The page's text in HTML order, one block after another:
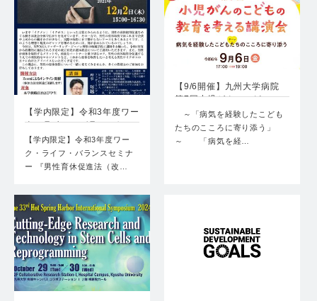
【学内限定】令和3年度ワー
ク・ライフ・バランスセ…
【学内限定】令和3年度ワー
ク・ライフ・バランスセミナ
ー 『男性育休促進法（改…
【9/6開催】九州大学病院
第7回小児がんのこど…
～「病気を経験したこども
たちのこころに寄り添う」
～ 「病気を経…